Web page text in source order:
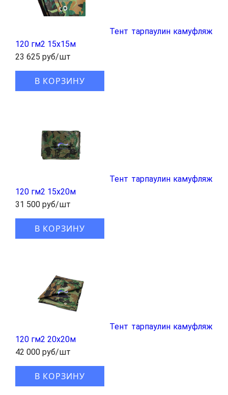
Тент тарпаулин камуфляж
120 гм2 15x15м
23 625 руб/шт
В КОРЗИНУ
Тент тарпаулин камуфляж
120 гм2 15x20м
31 500 руб/шт
В КОРЗИНУ
Тент тарпаулин камуфляж
120 гм2 20x20м
42 000 руб/шт
В КОРЗИНУ